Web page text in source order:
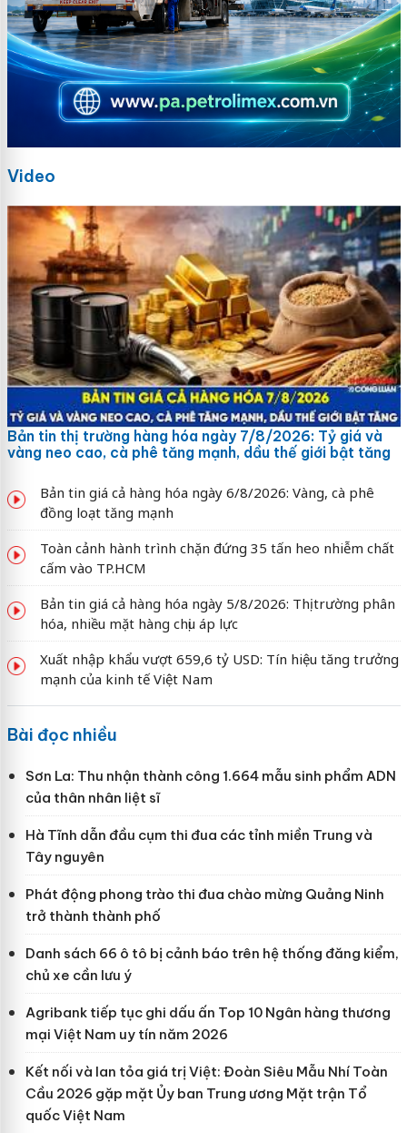
Video
Bản tin thị trường hàng hóa ngày 7/8/2026: Tỷ giá và
vàng neo cao, cà phê tăng mạnh, dầu thế giới bật tăng
Bản tin giá cả hàng hóa ngày 6/8/2026: Vàng, cà phê
đồng loạt tăng mạnh
Toàn cảnh hành trình chặn đứng 35 tấn heo nhiễm chất
cấm vào TP.HCM
Bản tin giá cả hàng hóa ngày 5/8/2026: Thị trường phân
hóa, nhiều mặt hàng chịu áp lực
Xuất nhập khẩu vượt 659,6 tỷ USD: Tín hiệu tăng trưởng
mạnh của kinh tế Việt Nam
Bài đọc nhiều
Sơn La: Thu nhận thành công 1.664 mẫu sinh phẩm ADN
của thân nhân liệt sĩ
Hà Tĩnh dẫn đầu cụm thi đua các tỉnh miền Trung và
Tây nguyên
Phát động phong trào thi đua chào mừng Quảng Ninh
trở thành thành phố
Danh sách 66 ô tô bị cảnh báo trên hệ thống đăng kiểm,
chủ xe cần lưu ý
Agribank tiếp tục ghi dấu ấn Top 10 Ngân hàng thương
mại Việt Nam uy tín năm 2026
Kết nối và lan tỏa giá trị Việt: Đoàn Siêu Mẫu Nhí Toàn
Cầu 2026 gặp mặt Ủy ban Trung ương Mặt trận Tổ
quốc Việt Nam